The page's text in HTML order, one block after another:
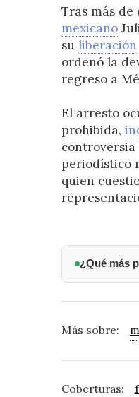
Tras más de
mexicano
su liberación
ordenó la
regreso a
El arresto
prohibida,
periodístico
quien
¿Qué más
Más sobre:
Coberturas: